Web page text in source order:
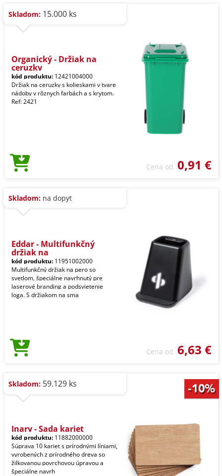
Skladom: 15.000 ks
Organický - Držiak na
ceruzky
kód produktu: 12421004000
Držiak na ceruzky s kolieskami v tvare
nádoby v rôznych farbách a s krytom.
Ref: 2421
Cena od 0,91 €
Skladom: na dopyt
Eddar - Multifunkčný
držiak na
kód produktu: 11951002000
Multifunkčný držiak na pero so
svetlom, špeciálne navrhnutý pre
laserové branding a podsvietenie
loga. S držiakom na sma
Cena od 6,63 €
Skladom: 59.129 ks
Inary - Sada kariet
kód produktu: 11882000000
Súprava 10 kariet s prírodnými líniami,
vyrobených z prírodného dreva so
žilkovanou povrchovou úpravou a
špeciálne navrh